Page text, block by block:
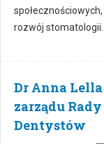
rozwój stomatologii.
Dr Anna
zarządu
Dentystów